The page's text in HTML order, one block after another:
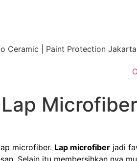
Ceramic | Paint Protection
Microfiber
microfiber. Lap microfiber jadi